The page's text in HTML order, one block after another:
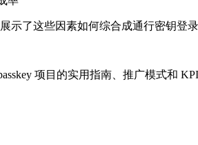
示了这些因素如何综合成通行密钥登
项目的实用指南、推广模式和 KPI